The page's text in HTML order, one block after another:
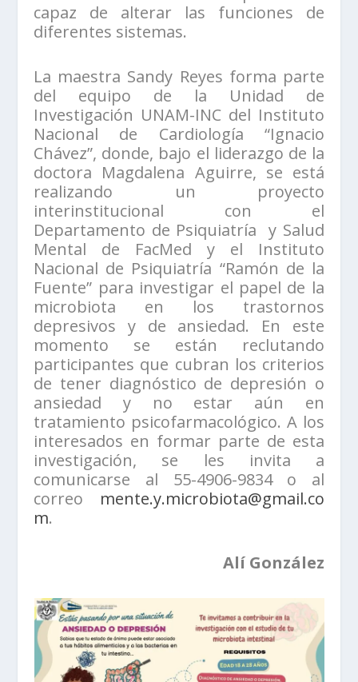
capaz de alterar las funciones de
diferentes sistemas.
La maestra Sandy Reyes forma parte
del equipo de la Unidad de
Investigación UNAM-INC del Instituto
Nacional de Cardiología “Ignacio
Chávez”, donde, bajo el liderazgo de la
doctora Magdalena Aguirre, se está
realizando un proyecto
interinstitucional con el
Departamento de Psiquiatría y Salud
Mental de FacMed y el Instituto
Nacional de Psiquiatría “Ramón de la
Fuente” para investigar el papel de la
microbiota en los trastornos
depresivos y de ansiedad. En este
momento se están reclutando
participantes que cubran los criterios
de tener diagnóstico de depresión o
ansiedad y no estar aún en
tratamiento psicofarmacológico. A los
interesados en formar parte de esta
investigación, se les invita a
comunicarse al 55-4906-9834 o al
correo mente.y.microbiota@gmail.co
m.
Alí González